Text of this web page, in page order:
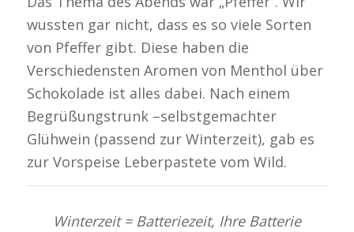
wussten gar nicht, dass es so viele Sorten
von Pfeffer gibt. Diese haben die
Verschiedensten Aromen von Menthol über
Schokolade ist alles dabei. Nach einem
Begrüßungstrunk –selbstgemachter
Glühwein (passend zur Winterzeit), gab es
zur Vorspeise Leberpastete vom Wild.
Winterzeit = Batteriezeit, Ihre Batterie